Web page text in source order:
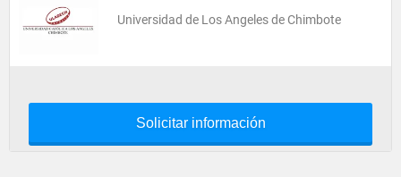
Universidad de Los Angeles de Chimbote
Solicitar información